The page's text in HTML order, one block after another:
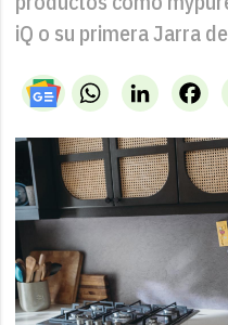
iQ o su primera Jarra
WhatsAppLinkedIn